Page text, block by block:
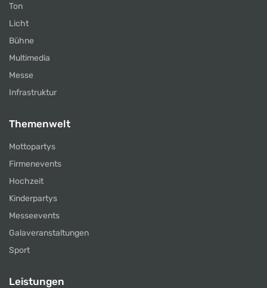
Ton
Licht
Bühne
Multimedia
Messe
Infrastruktur
Themenwelt
Mottopartys
Firmenevents
Hochzeit
Kinderpartys
Messeevents
Galaveranstaltungen
Sport
Leistungen